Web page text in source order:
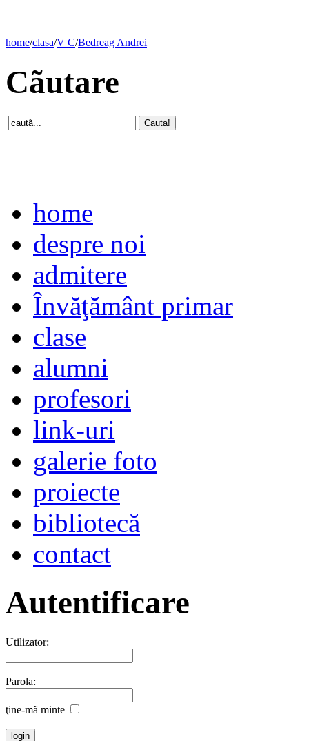
home/clasa/V C/Bedreag Andrei
Cãutare
home
despre noi
admitere
Învăţământ primar
clase
alumni
profesori
link-uri
galerie foto
proiecte
bibliotecă
contact
Autentificare
Utilizator:
Parola:
ţine-mã minte